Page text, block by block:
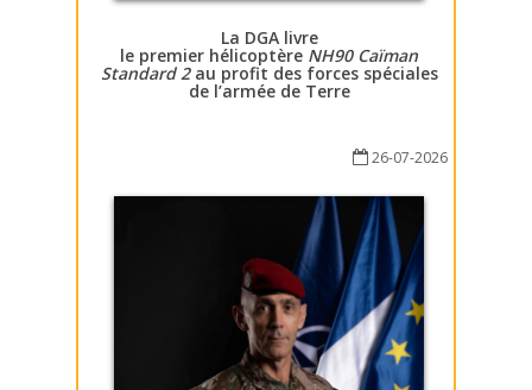
La DGA livre
le premier hélicoptère NH90 Caïman
Standard 2au profit des forces spéciales
de l’armée de Terre
26-07-2026